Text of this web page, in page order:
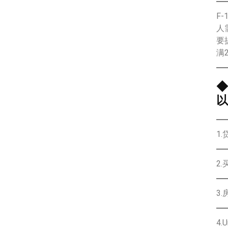
F-
人
要
满
◆
1.
2.
3.